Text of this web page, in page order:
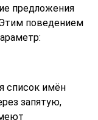
предложения
поведением
список имён
запятую,